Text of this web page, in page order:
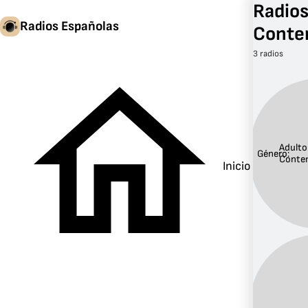
Radios Españolas
Inicio
3 radios
Género:Adulto